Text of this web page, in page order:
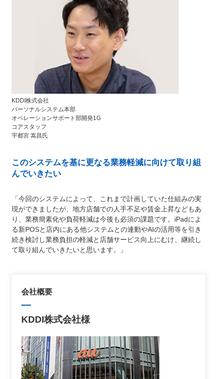
KDDI株式会社
パーソナルシステム本部
オペレーションサポート部開発1G
コアスタッフ
宇都宮 嵩昌氏
このシステムを基に更なる業務軽減に向けて取り組
んでいきたい
「今回のシステムによって、これまで計画していた仕組みの実
現ができましたが、地方店舗での人手不足や賃金上昇などもあ
り、業務簡素化や負荷軽減は今後も必須の課題です。iPadによ
る新POSと店内にある他システムとの連動やAIの活用等を引き
続き検討し業務負担の軽減と店舗サービス向上にむけ、継続し
て取り組んでいきたいと思います。」
会社概要
KDDI株式会社様